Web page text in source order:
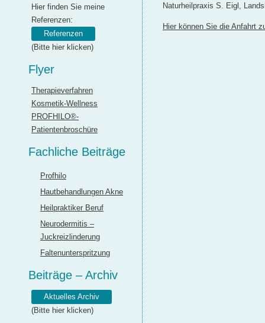
Naturheilpraxis S. Eigl,
Hier können Sie die Anfahrt
Hier finden Sie meine
Referenzen:
Referenzen
(Bitte hier klicken)
Flyer
Therapieverfahren
Kosmetik-Wellness
PROFHILO®-
Patientenbroschüre
Fachliche Beiträge
Profhilo
Hautbehandlungen Akne
Heilpraktiker Beruf
Neurodermitis –
Juckreizlinderung
Faltenunterspritzung
Beiträge – Archiv
Aktuelles Archiv
(Bitte hier klicken)